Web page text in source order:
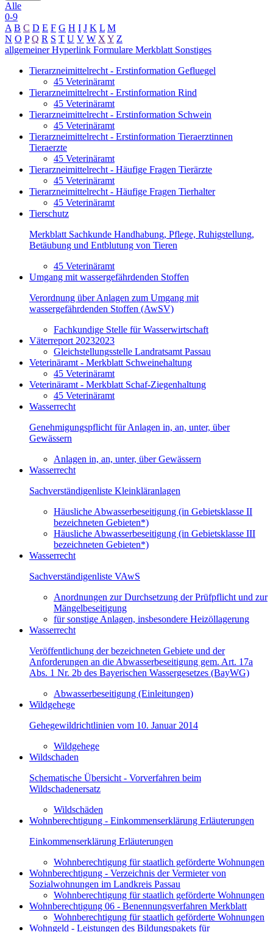
Alle
0-9
A B C D E F G H I J K L M
N O P Q R S T U V W XY Z
allgemeiner Hyperlink Formulare Merkblatt Sonstiges
Tierarzneimittelrecht - Erstinformation Gefluegel
45 Veterinäramt
Tierarzneimittelrecht - Erstinformation Rind
45 Veterinäramt
Tierarzneimittelrecht - Erstinformation Schwein
45 Veterinäramt
Tierarzneimittelrecht - Erstinformation Tieraerztinnen
Tieraerzte
45 Veterinäramt
Tierarzneimittelrecht - Häufige Fragen Tierärzte
45 Veterinäramt
Tierarzneimittelrecht - Häufige Fragen Tierhalter
45 Veterinäramt
Tierschutz
Merkblatt Sachkunde Handhabung, Pflege, Ruhigstellung,
Betäubung und Entblutung von Tieren
45 Veterinäramt
Umgang mit wassergefährdenden Stoffen
Verordnung über Anlagen zum Umgang mit
wassergefährdenden Stoffen (AwSV)
Fachkundige Stelle für Wasserwirtschaft
Väterreport 20232023
Gleichstellungsstelle Landratsamt Passau
Veterinäramt - Merkblatt Schweinehaltung
45 Veterinäramt
Veterinäramt - Merkblatt Schaf-Ziegenhaltung
45 Veterinäramt
Wasserrecht
Genehmigungspflicht für Anlagen in, an, unter, über
Gewässern
Anlagen in, an, unter, über Gewässern
Wasserrecht
Sachverständigenliste Kleinkläranlagen
Häusliche Abwasserbeseitigung (in Gebietsklasse II
bezeichneten Gebieten*)
Häusliche Abwasserbeseitigung (in Gebietsklasse III
bezeichneten Gebieten*)
Wasserrecht
Sachverständigenliste VAwS
Anordnungen zur Durchsetzung der Prüfpflicht und zur
Mängelbeseitigung
für sonstige Anlagen, insbesondere Heizöllagerung
Wasserrecht
Veröffentlichung der bezeichneten Gebiete und der
Anforderungen an die Abwasserbeseitigung gem. Art. 17a
Abs. 1 Nr. 2b des Bayerischen Wassergesetzes (BayWG)
Abwasserbeseitigung (Einleitungen)
Wildgehege
Gehegewildrichtlinien vom 10. Januar 2014
Wildgehege
Wildschaden
Schematische Übersicht - Vorverfahren beim
Wildschadenersatz
Wildschäden
Wohnberechtigung - Einkommenserklärung Erläuterungen
Einkommenserklärung Erläuterungen
Wohnberechtigung für staatlich geförderte Wohnungen
Wohnberechtigung - Verzeichnis der Vermieter von
Sozialwohnungen im Landkreis Passau
Wohnberechtigung für staatlich geförderte Wohnungen
Wohnberechtigung 06 - Benennungsverfahren Merkblatt
Wohnberechtigung für staatlich geförderte Wohnungen
Wohngeld - Leistungen des Bildungspakets für